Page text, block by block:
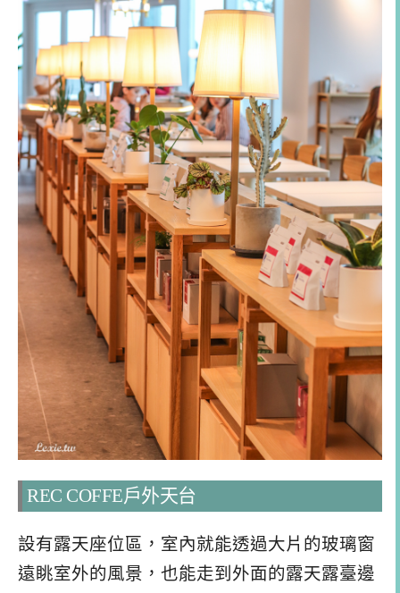
REC COFFE戶外天台
設有露天座位區，室內就能透過大片的玻璃窗
遠眺室外的風景，也能走到外面的露天露臺邊